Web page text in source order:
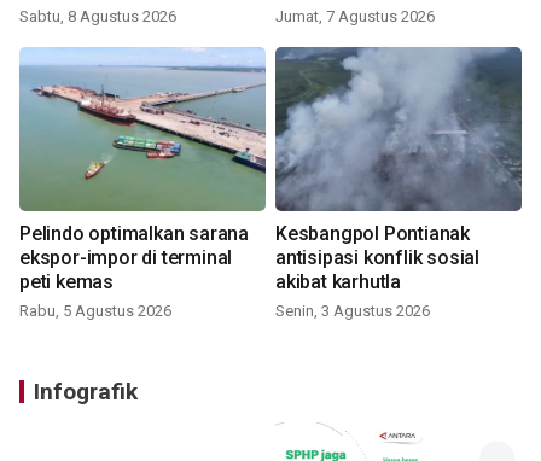
Sabtu, 8 Agustus 2026 Jumat, 7 Agustus 2026
Pelindo optimalkan sarana
ekspor-impor di terminal
peti kemas
Rabu, 5 Agustus 2026
Kesbangpol Pontianak
antisipasi konflik sosial
akibat karhutla
Senin, 3 Agustus 2026
Infografik